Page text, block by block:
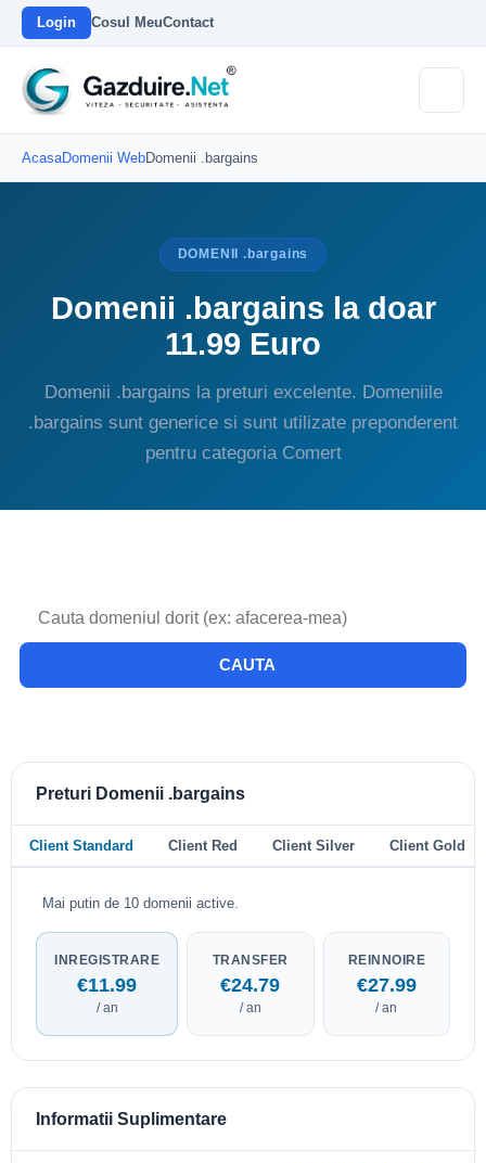
Login Cosul MeuContact
AcasaDomenii WebDomenii .bargains
DOMENII .bargains
Domenii .bargains la doar
11.99 Euro
Domenii .bargains la preturi excelente. Domeniile
.bargains sunt generice si sunt utilizate preponderent
pentru categoria Comert
CAUTA
Preturi Domenii .bargains
Client Standard Client Red Client Silver Client Gold
Mai putin de 10 domenii active.
INREGISTRARE
€11.99
/ an
TRANSFER
€24.79
/ an
REINNOIRE
€27.99
/ an
Informatii Suplimentare